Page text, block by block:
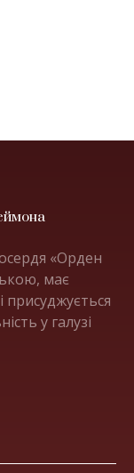
«Орден
має
присуджується
у галузі